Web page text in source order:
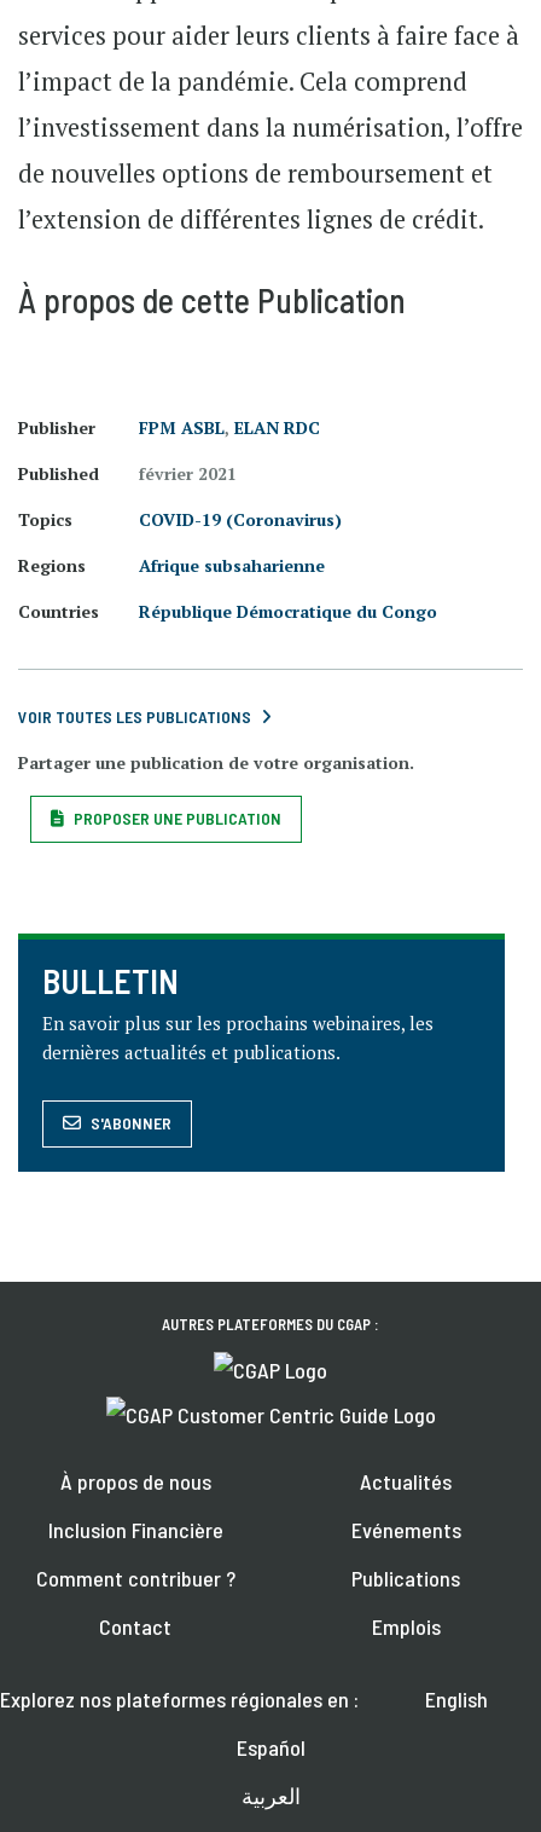
services pour aider leurs clients à faire face à
l’impact de la pandémie. Cela comprend
l’investissement dans la numérisation, l’offre
de nouvelles options de remboursement et
l’extension de différentes lignes de crédit.
À propos de cette Publication
Publisher FPM ASBL, ELAN RDC
Published
février 2021
Topics
COVID-19 (Coronavirus)
Regions
Afrique subsaharienne
Countries
République Démocratique du Congo
VOIR TOUTES LES PUBLICATIONS
Partager une publication de votre organisation.
PROPOSER UNE PUBLICATION
BULLETIN
En savoir plus sur les prochains webinaires, les
dernières actualités et publications.
S'ABONNER
AUTRES PLATEFORMES DU CGAP :
À propos de nous
Inclusion Financière
Comment contribuer ?
Contact
Actualités
Evénements
Publications
Emplois
Explorez nos plateformes régionales en :
English
Español
العربية